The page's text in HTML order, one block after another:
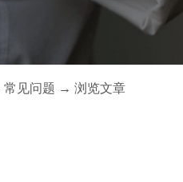
常见问题 → 浏览文章